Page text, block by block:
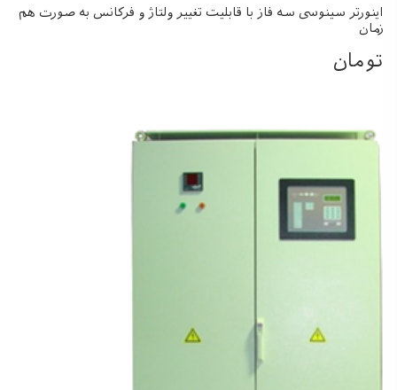
اینورتر سینوسی سه فاز با قابلیت تغییر ولتاژ و فرکانس به صورت هم
زمان
تومان